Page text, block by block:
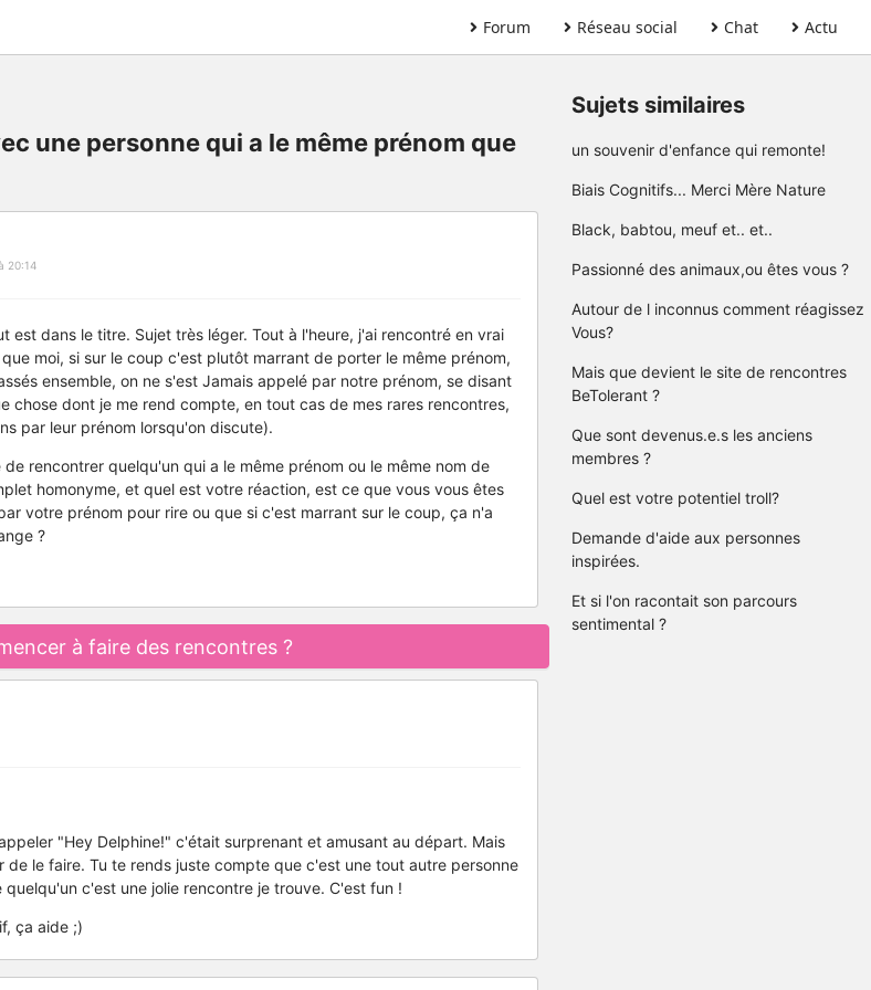
Forum Réseau social Chat Actu
une personne qui a le même prénom que
20:14
est dans le titre. Sujet très léger. Tout à l'heure, j'ai rencontré en vrai
moi, si sur le coup c'est plutôt marrant de porter le même prénom,
ensemble, on ne s'est Jamais appelé par notre prénom, se disant
chose dont je me rend compte, en tout cas de mes rares rencontres,
par leur prénom lorsqu'on discute).
rencontrer quelqu'un qui a le même prénom ou le même nom de
homonyme, et quel est votre réaction, est ce que vous vous êtes
votre prénom pour rire ou que si c'est marrant sur le coup, ça n'a
?
à faire des rencontres ?
"Hey Delphine!" c'était surprenant et amusant au départ. Mais
le faire. Tu te rends juste compte que c'est une tout autre personne
c'est une jolie rencontre je trouve. C'est fun !
ça aide ;)
Sujets similaires
un souvenir d'enfance qui remonte!
Biais Cognitifs... Merci Mère Nature
Black, babtou, meuf et.. et..
Passionné des animaux,ou êtes vous ?
Autour de l inconnus comment réagissez
Vous?
Mais que devient le site de rencontres
BeTolerant ?
Que sont devenus.e.s les anciens
membres ?
Quel est votre potentiel troll?
Demande d'aide aux personnes
inspirées.
Et si l'on racontait son parcours
sentimental ?